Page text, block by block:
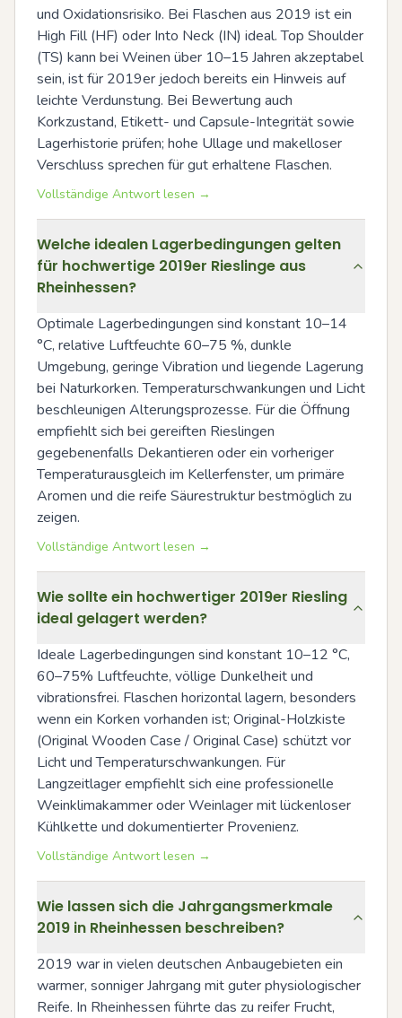
und Oxidationsrisiko. Bei Flaschen aus 2019 ist ein
High Fill (HF) oder Into Neck (IN) ideal. Top Shoulder
(TS) kann bei Weinen über 10–15 Jahren akzeptabel
sein, ist für 2019er jedoch bereits ein Hinweis auf
leichte Verdunstung. Bei Bewertung auch
Korkzustand, Etikett- und Capsule-Integrität sowie
Lagerhistorie prüfen; hohe Ullage und makelloser
Verschluss sprechen für gut erhaltene Flaschen.
Vollständige Antwort lesen →
Welche idealen Lagerbedingungen gelten
für hochwertige 2019er Rieslinge aus
Rheinhessen?
Optimale Lagerbedingungen sind konstant 10–14
°C, relative Luftfeuchte 60–75 %, dunkle
Umgebung, geringe Vibration und liegende Lagerung
bei Naturkorken. Temperaturschwankungen und Licht
beschleunigen Alterungsprozesse. Für die Öffnung
empfiehlt sich bei gereiften Rieslingen
gegebenenfalls Dekantieren oder ein vorheriger
Temperaturausgleich im Kellerfenster, um primäre
Aromen und die reife Säurestruktur bestmöglich zu
zeigen.
Vollständige Antwort lesen →
Wie sollte ein hochwertiger 2019er Riesling
ideal gelagert werden?
Ideale Lagerbedingungen sind konstant 10–12 °C,
60–75% Luftfeuchte, völlige Dunkelheit und
vibrationsfrei. Flaschen horizontal lagern, besonders
wenn ein Korken vorhanden ist; Original-Holzkiste
(Original Wooden Case / Original Case) schützt vor
Licht und Temperaturschwankungen. Für
Langzeitlager empfiehlt sich eine professionelle
Weinklimakammer oder Weinlager mit lückenloser
Kühlkette und dokumentierter Provenienz.
Vollständige Antwort lesen →
Wie lassen sich die Jahrgangsmerkmale
2019 in Rheinhessen beschreiben?
2019 war in vielen deutschen Anbaugebieten ein
warmer, sonniger Jahrgang mit guter physiologischer
Reife. In Rheinhessen führte das zu reifer Frucht,